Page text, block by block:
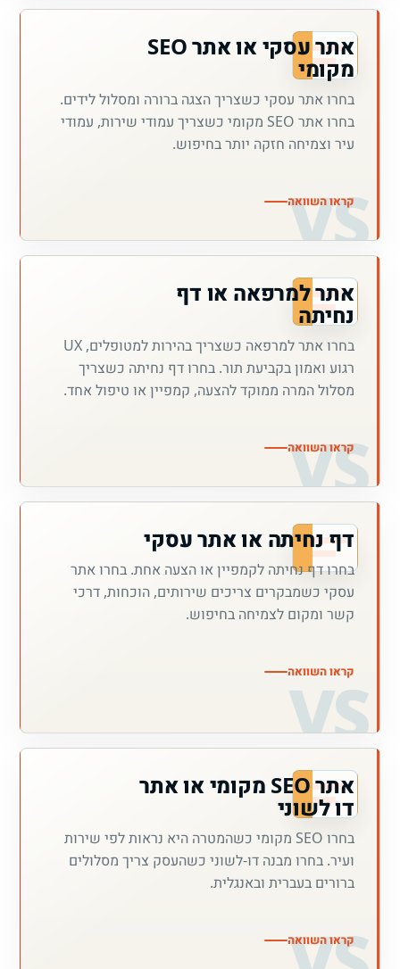
אתר עסקי או אתר SEO
מקומי
בחרו אתר עסקי כשצריך הצגה ברורה ומסלול לידים.
בחרו אתר SEO מקומי כשצריך עמודי שירות, עמודי
עיר וצמיחה חזקה יותר בחיפוש.
קראו השוואה
אתר למרפאה או דף
נחיתה
בחרו אתר למרפאה כשצריך בהירות למטופלים, UX
רגוע ואמון בקביעת תור. בחרו דף נחיתה כשצריך
מסלול המרה ממוקד להצעה, קמפיין או טיפול אחד.
קראו השוואה
דף נחיתה או אתר עסקי
בחרו דף נחיתה לקמפיין או הצעה אחת. בחרו אתר
עסקי כשמבקרים צריכים שירותים, הוכחות, דרכי
קשר ומקום לצמיחה בחיפוש.
קראו השוואה
אתר SEO מקומי או אתר
דו לשוני
בחרו SEO מקומי כשהמטרה היא נראות לפי שירות
ועיר. בחרו מבנה דו-לשוני כשהעסק צריך מסלולים
ברורים בעברית ובאנגלית.
קראו השוואה